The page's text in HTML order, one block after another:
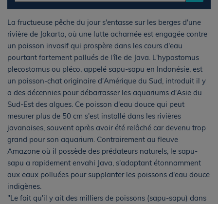
La fructueuse pêche du jour s'entasse sur les berges d'une
rivière de Jakarta, où une lutte acharnée est engagée contre
un poisson invasif qui prospère dans les cours d'eau
pourtant fortement pollués de l'île de Java. L'hypostomus
plecostomus ou pléco, appelé sapu-sapu en Indonésie, est
un poisson-chat originaire d'Amérique du Sud, introduit il y
a des décennies pour débarrasser les aquariums d'Asie du
Sud-Est des algues. Ce poisson d'eau douce qui peut
mesurer plus de 50 cm s'est installé dans les rivières
javanaises, souvent après avoir été relâché car devenu trop
grand pour son aquarium. Contrairement au fleuve
Amazone où il possède des prédateurs naturels, le sapu-
sapu a rapidement envahi Java, s'adaptant étonnamment
aux eaux polluées pour supplanter les poissons d'eau douce
indigènes.
"Le fait qu'il y ait des milliers de poissons (sapu-sapu) dans